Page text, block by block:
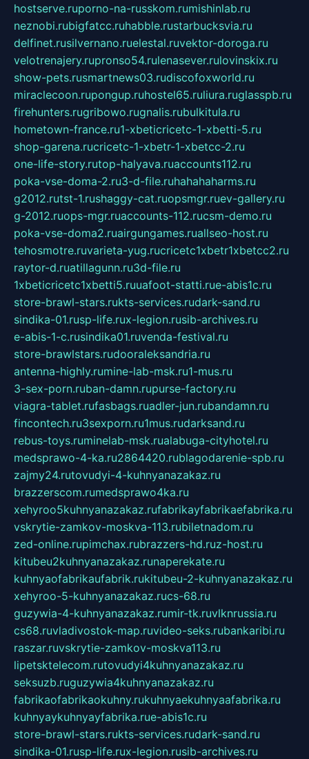
hostserve.ruporno-na-russkom.rumishinlab.ru
neznobi.rubigfatcc.ruhabble.rustarbucksvia.ru
delfinet.rusilvernano.ruelestal.ruvektor-doroga.ru
velotrenajery.rupronso54.rulenasever.rulovinskix.ru
show-pets.rusmartnews03.rudiscofoxworld.ru
miraclecoon.rupongup.ruhostel65.ruliura.ruglasspb.ru
firehunters.rugribowo.rugnalis.rubulkitula.ru
hometown-france.ru1-xbeticricetc-1-xbetti-5.ru
shop-garena.rucricetc-1-xbetr-1-xbetcc-2.ru
one-life-story.rutop-halyava.ruaccounts112.ru
poka-vse-doma-2.ru3-d-file.ruhahahaharms.ru
g2012.rutst-1.rushaggy-cat.ruopsmgr.ruev-gallery.ru
g-2012.ruops-mgr.ruaccounts-112.rucsm-demo.ru
poka-vse-doma2.ruairgungames.ruallseo-host.ru
tehosmotre.ruvarieta-yug.rucricetc1xbetr1xbetcc2.ru
raytor-d.ruatillagunn.ru3d-file.ru
1xbeticricetc1xbetti5.ruuafoot-statti.rue-abis1c.ru
store-brawl-stars.rukts-services.rudark-sand.ru
sindika-01.rusp-life.rux-legion.rusib-archives.ru
e-abis-1-c.rusindika01.ruvenda-festival.ru
store-brawlstars.rudooraleksandria.ru
antenna-highly.rumine-lab-msk.ru1-mus.ru
3-sex-porn.ruban-damn.rupurse-factory.ru
viagra-tablet.rufasbags.ruadler-jun.rubandamn.ru
fincontech.ru3sexporn.ru1mus.rudarksand.ru
rebus-toys.ruminelab-msk.rualabuga-cityhotel.ru
medsprawo-4-ka.ru2864420.rublagodarenie-spb.ru
zajmy24.rutovudyi-4-kuhnyanazakaz.ru
brazzerscom.rumedsprawo4ka.ru
xehyroo5kuhnyanazakaz.rufabrikayfabrikaefabrika.ru
vskrytie-zamkov-moskva-113.rubiletnadom.ru
zed-online.rupimchax.rubrazzers-hd.ruz-host.ru
kitubeu2kuhnyanazakaz.runaperekate.ru
kuhnyaofabrikaufabrik.rukitubeu-2-kuhnyanazakaz.ru
xehyroo-5-kuhnyanazakaz.rucs-68.ru
guzywia-4-kuhnyanazakaz.rumir-tk.ruvlknrussia.ru
cs68.ruvladivostok-map.ruvideo-seks.rubankaribi.ru
raszar.ruvskrytie-zamkov-moskva113.ru
lipetsktelecom.rutovudyi4kuhnyanazakaz.ru
seksuzb.ruguzywia4kuhnyanazakaz.ru
fabrikaofabrikaokuhny.rukuhnyaekuhnyaafabrika.ru
kuhnyaykuhnyayfabrika.rue-abis1c.ru
store-brawl-stars.rukts-services.rudark-sand.ru
sindika-01.rusp-life.rux-legion.rusib-archives.ru